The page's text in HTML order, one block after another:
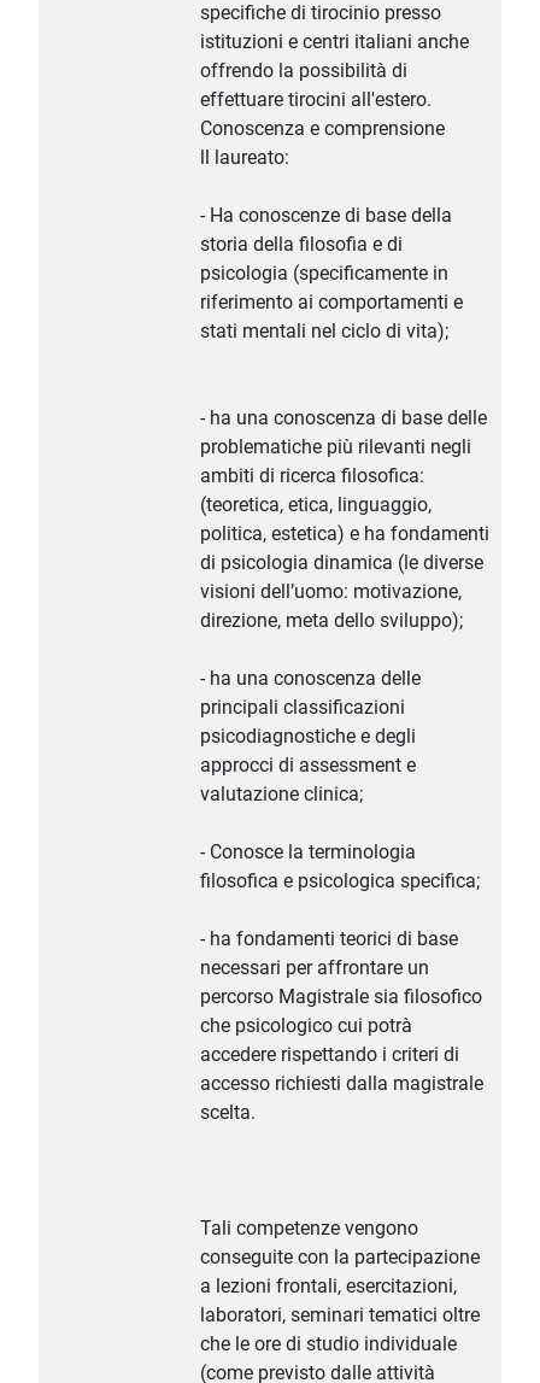
specifiche di tirocinio presso
istituzioni e centri italiani anche
offrendo la possibilità di
effettuare tirocini all'estero.
Conoscenza e comprensione
ll laureato:
- Ha conoscenze di base della
storia della filosofia e di
psicologia (specificamente in
riferimento ai comportamenti e
stati mentali nel ciclo di vita);
- ha una conoscenza di base delle
problematiche più rilevanti negli
ambiti di ricerca filosofica:
(teoretica, etica, linguaggio,
politica, estetica) e ha fondamenti
di psicologia dinamica (le diverse
visioni dell’uomo: motivazione,
direzione, meta dello sviluppo);
- ha una conoscenza delle
principali classificazioni
psicodiagnostiche e degli
approcci di assessment e
valutazione clinica;
- Conosce la terminologia
filosofica e psicologica specifica;
- ha fondamenti teorici di base
necessari per affrontare un
percorso Magistrale sia filosofico
che psicologico cui potrà
accedere rispettando i criteri di
accesso richiesti dalla magistrale
scelta.
Tali competenze vengono
conseguite con la partecipazione
a lezioni frontali, esercitazioni,
laboratori, seminari tematici oltre
che le ore di studio individuale
(come previsto dalle attività